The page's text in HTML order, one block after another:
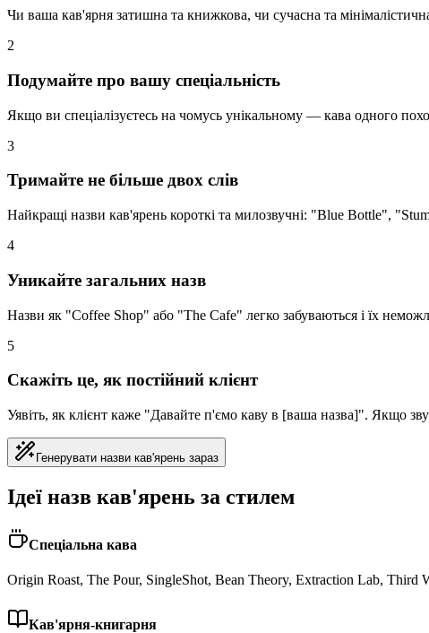
Чи ваша кав'ярня затишна та книжкова, чи сучасна та
2
Подумайте про вашу спеціальність
Якщо ви спеціалізуєтесь на чомусь унікальному — кава одного
3
Тримайте не більше двох слів
Найкращі назви кав'ярень короткі та милозвучні: "Blue Bottle",
4
Уникайте загальних назв
Назви як "Coffee Shop" або "The Cafe" легко забуваються і їх
5
Скажіть це, як постійний клієнт
Уявіть, як клієнт каже "Давайте п'ємо каву в [ваша назва]". Якщо
Генерувати назви кав'ярень зараз
Ідеї назв кав'ярень за стилем
Спеціальна кава
Origin Roast, The Pour, SingleShot, Bean Theory, Extraction Lab, Third
Кав'ярня-книгарня